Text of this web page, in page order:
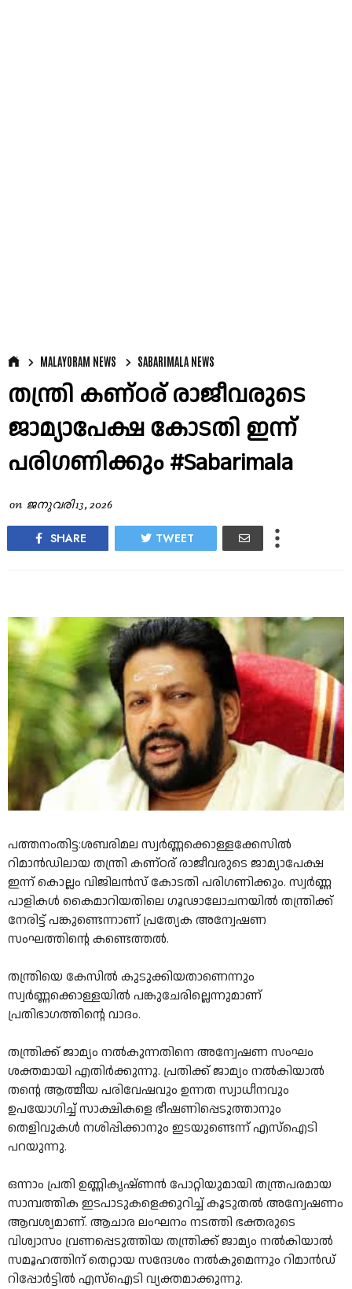
MALAYORAM NEWS SABARIMALA NEWS
തന്ത്രി കണ്ഠര് രാജീവരുടെ
ജാമ്യാപേക്ഷ കോടതി ഇന്ന്‍
പരിഗണിക്കും #Sabarimala
on ജനുവരി 13, 2026
SHARE TWEET
പത്തനംതിട്ട:ശബരിമല സ്വർണ്ണക്കൊള്ളക്കേസിൽ
റിമാൻഡിലായ തന്ത്രി കണ്ഠര് രാജീവരുടെ ജാമ്യാപേക്ഷ
ഇന്ന് കൊല്ലം വിജിലൻസ് കോടതി പരിഗണിക്കും. സ്വർണ്ണ
പാളികൾ കൈമാറിയതിലെ ഗൂഢാലോചനയിൽ തന്ത്രിക്ക്
നേരിട്ട് പങ്കുണ്ടെന്നാണ് പ്രത്യേക അന്വേഷണ
സംഘത്തിൻ്റെ കണ്ടെത്തൽ.
തന്ത്രിയെ കേസിൽ കുടുക്കിയതാണെന്നും
സ്വർണ്ണക്കൊള്ളയിൽ പങ്കുചേരില്ലെന്നുമാണ്
പ്രതിഭാഗത്തിൻ്റെ വാദം.
തന്ത്രിക്ക് ജാമ്യം നൽകുന്നതിനെ അന്വേഷണ സംഘം
ശക്തമായി എതിർക്കുന്നു. പ്രതിക്ക് ജാമ്യം നൽകിയാൽ
തൻ്റെ ആത്മീയ പരിവേഷവും ഉന്നത സ്വാധീനവും
ഉപയോഗിച്ച് സാക്ഷികളെ ഭീഷണിപ്പെടുത്താനും
തെളിവുകൾ നശിപ്പിക്കാനും ഇടയുണ്ടെന്ന് എസ്ഐടി
പറയുന്നു.
ഒന്നാം പ്രതി ഉണ്ണികൃഷ്ണൻ പോറ്റിയുമായി തന്ത്രപരമായ
സാമ്പത്തിക ഇടപാടുകളെക്കുറിച്ച് കൂടുതൽ അന്വേഷണം
ആവശ്യമാണ്. ആചാര ലംഘനം നടത്തി ഭക്തരുടെ
വിശ്വാസം വ്രണപ്പെടുത്തിയ തന്ത്രിക്ക് ജാമ്യം നല്‍കിയാല്‍
സമൂഹത്തിന് തെറ്റായ സന്ദേശം നൽകുമെന്നും റിമാൻഡ്
റിപ്പോർട്ടിൽ എസ്ഐടി വ്യക്തമാക്കുന്നു.